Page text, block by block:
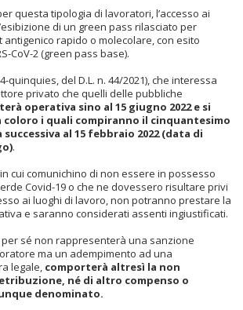
questa tipologia di lavoratori, l’accesso ai
di un green pass rilasciato per
antigenico rapido o molecolare, con esito
CoV-2 (green pass base).
quinquies, del D.L. n. 44/2021), che interessa
privato che quelli delle pubbliche
operativa sino al 15 giugno 2022 e si
coloro i quali compiranno il cinquantesimo
al 15 febbraio 2022 (data di
.
cui comunichino di non essere in possesso
Covid-19 o che ne dovessero risultare privi
ai luoghi di lavoro, non potranno prestare la
e saranno considerati assenti ingiustificati.
per sé non rappresenterà una sanzione
ma un adempimento ad una
legale, comporterà altresì la non
né di altro compenso o
denominato.